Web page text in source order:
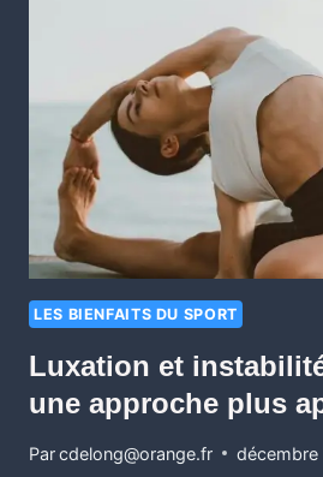
LES BIENFAITS DU SPORT
Luxation et
une approche plus
Parcdelong@orange.fr décembre